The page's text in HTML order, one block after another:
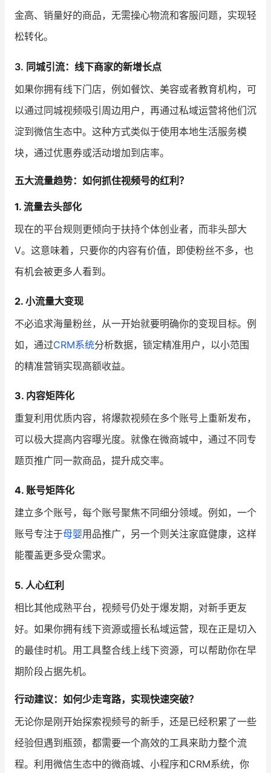
金高、销量好的商品，无需操心物流和客服问题，实现轻
松转化。
3. 同城引流：线下商家的新增长点
如果你拥有线下门店，例如餐饮、美容或者教育机构，可
以通过同城视频吸引周边用户，再通过私域运营将他们沉
淀到微信生态中。这种方式类似于使用本地生活服务模
块，通过优惠券或活动增加到店率。
五大流量趋势：如何抓住视频号的红利？
1. 流量去头部化
现在的平台规则更倾向于扶持个体创业者，而非头部大
V。这意味着，只要你的内容有价值，即使粉丝不多，也
有机会被更多人看到。
2. 小流量大变现
不必追求海量粉丝，从一开始就要明确你的变现目标。例
如，通过CRM系统分析数据，锁定精准用户，以小范围
的精准营销实现高额收益。
3. 内容矩阵化
重复利用优质内容，将爆款视频在多个账号上重新发布，
可以极大提高内容曝光度。就像在微商城中，通过不同专
题页推广同一款商品，提升成交率。
4. 账号矩阵化
建立多个账号，每个账号聚焦不同细分领域。例如，一个
账号专注于母婴用品推广，另一个则关注家庭健康，这样
能覆盖更多受众需求。
5. 人心红利
相比其他成熟平台，视频号仍处于爆发期，对新手更友
好。如果你拥有线下资源或擅长私域运营，现在正是切入
的最佳时机。用工具整合线上线下资源，可以帮助你在早
期阶段占据先机。
行动建议：如何少走弯路，实现快速突破？
无论你是刚开始探索视频号的新手，还是已经积累了一些
经验但遇到瓶颈，都需要一个高效的工具来助力整个流
程。利用微信生态中的微商城、小程序和CRM系统，你